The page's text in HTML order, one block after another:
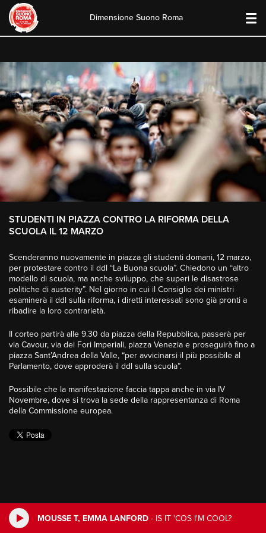
MOUSSE T, EMMA LANFORD - IS IT 'COS I'M COOL?
content
Dimensione Suono Roma
STUDENTI IN PIAZZA CONTRO LA RIFORMA DELLA
SCUOLA IL 12 MARZO
Scenderanno nuovamente in piazza gli studenti domani, 12 marzo,
per protestare contro il ddl “La Buona scuola”. Chiedono un “altro
modello di scuola, ma anche sviluppo, che superi le disastrose
politiche di austerity”. Nel giorno in cui il Consiglio dei ministri
esaminerà il ddl sulla riforma, i diretti interessati sono già pronti a
ribadire la loro contrarietà.
Il corteo partirà alle 9.30 da piazza della Repubblica, passerà per
via Cavour, via dei Fori Imperiali, piazza Venezia e proseguirà fino a
piazza Sant’Andrea della Valle, “per avvicinarsi il più possibile al
Parlamento, dove approderà il ddl sulla scuola”.
Possibile che la manifestazione faccia tappa anche in via IV
Novembre, dove si trova la sede della rappresentanza di Roma
della Commissione europea.